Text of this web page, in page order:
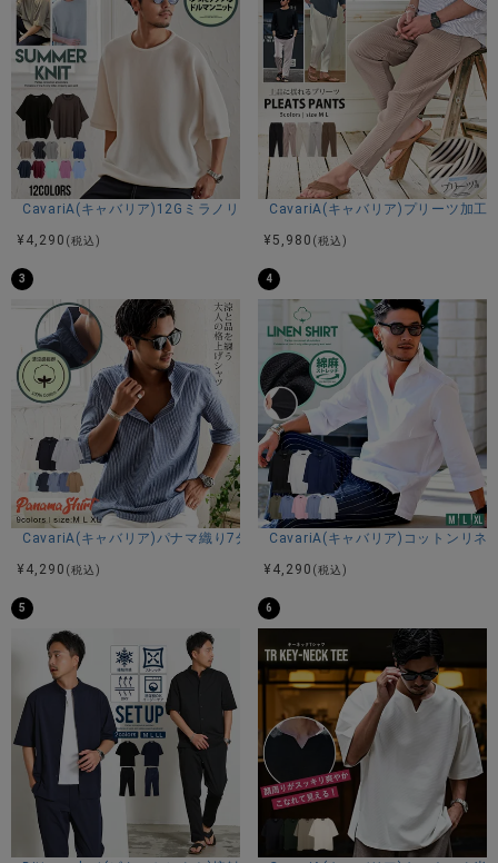
CavariA(キャバリア)12Gミラノリブクルーネックドルマンハーフスリー
¥ 4,290 (税込)
CavariA(キャバリア)プリーツ加工
¥ 5,980 (税込)
3
CavariA(キャバリア)パナマ織り7分袖カプリシャツ/全9色
¥ 4,290 (税込)
4
CavariA(キャバリア)コットンリネ
¥ 4,290 (税込)
5 6